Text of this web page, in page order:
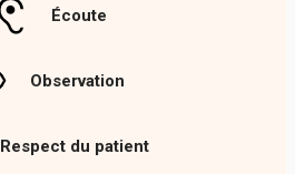
Écoute
Observation
Respect du patient